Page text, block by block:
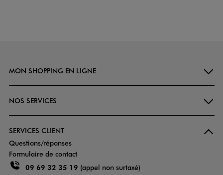
MON SHOPPING EN LIGNE
NOS SERVICES
SERVICES CLIENT
Questions/réponses
Formulaire de contact
09 69 32 35 19 (appel non surtaxé)